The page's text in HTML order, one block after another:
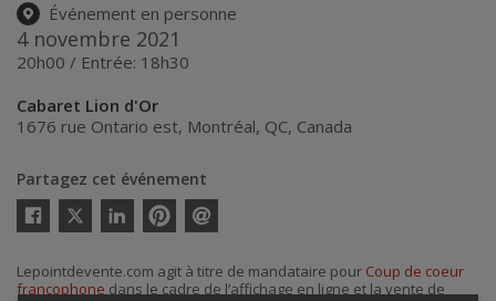
Événement en personne
4 novembre 2021
20h00 / Entrée: 18h30
Cabaret Lion d'Or
1676 rue Ontario est, Montréal, QC, Canada
Partagez cet événement
Twitter
courriel
Lepointdevente.com agit à titre de mandataire pour Coup de coeur
francophone dans le cadre de l’affichage en ligne et la vente de